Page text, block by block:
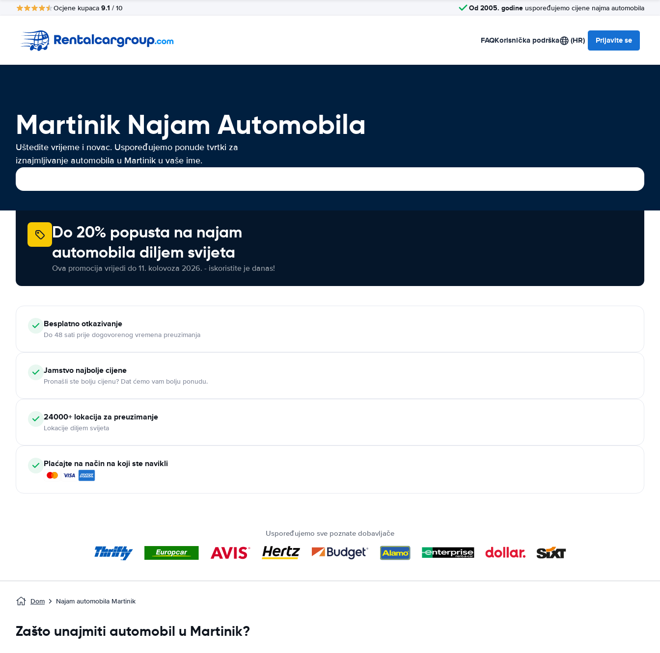
Ocjene kupaca 9.1 / 10 Od 2005. godine uspoređujemo cijene najma automobila
FAQKorisnička podrška (HR) Prijavite se
Martinik Najam Automobila
Uštedite vrijeme i novac. Uspoređujemo ponude tvrtki za
iznajmljivanje automobila u Martinik u vaše ime.
Do 20% popusta na najam
automobila diljem svijeta
Ova promocija vrijedi do 11. kolovoza 2026. - iskoristite je danas!
Besplatno otkazivanje
Do 48 sati prije dogovorenog vremena preuzimanja
Jamstvo najbolje cijene
Pronašli ste bolju cijenu? Dat ćemo vam bolju ponudu.
24000+ lokacija za preuzimanje
Lokacije diljem svijeta
Plaćajte na način na koji ste navikli
Uspoređujemo sve poznate dobavljače
Dom Najam automobila Martinik
Zašto unajmiti automobil u Martinik?